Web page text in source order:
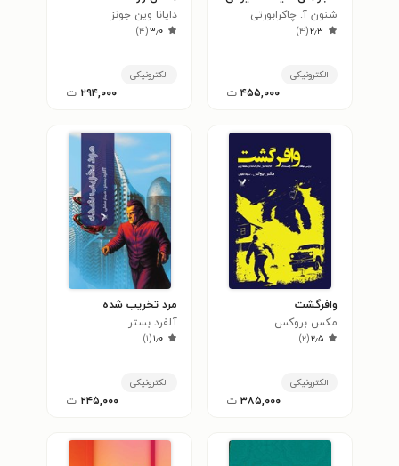
شنون آ. چاکرابورتی
۲٫۳(۴)
الکترونیکی
۴۵۵,۰۰۰ ت
دایانا وین جونز
۳٫۰(۴)
الکترونیکی
۲۹۴,۰۰۰ ت
وافرگشت
مکس بروکس
۲٫۵(۲)
الکترونیکی
۳۸۵,۰۰۰ ت
مرد تخریب شده
آلفرد بستر
۱٫۰(۱)
الکترونیکی
۲۴۵,۰۰۰ ت